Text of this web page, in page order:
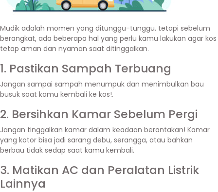
Mudik adalah momen yang ditunggu-tunggu, tetapi sebelum
berangkat, ada beberapa hal yang perlu kamu lakukan agar kos
tetap aman dan nyaman saat ditinggalkan.
1. Pastikan Sampah Terbuang
Jangan sampai sampah menumpuk dan menimbulkan bau
busuk saat kamu kembali ke kos!.
2. Bersihkan Kamar Sebelum Pergi
Jangan tinggalkan kamar dalam keadaan berantakan! Kamar
yang kotor bisa jadi sarang debu, serangga, atau bahkan
berbau tidak sedap saat kamu kembali.
3. Matikan AC dan Peralatan Listrik
Lainnya